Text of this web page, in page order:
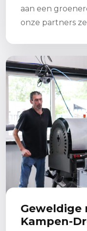
aan een
onze partners
Lees meer
Geweldige
Kampen-